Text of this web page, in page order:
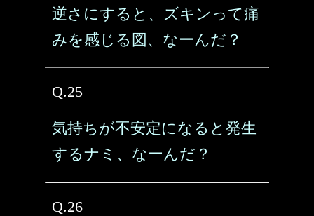
逆さにすると、ズキンって痛
みを感じる図、なーんだ？
Q.25
気持ちが不安定になると発生
するナミ、なーんだ？
Q.26